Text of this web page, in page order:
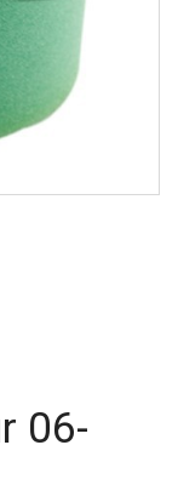
06-